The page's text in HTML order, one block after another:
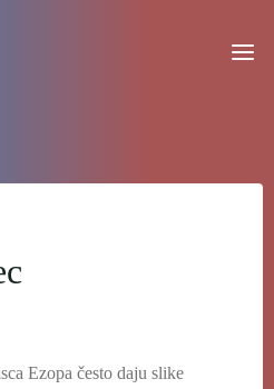
Ezopa često daju slike